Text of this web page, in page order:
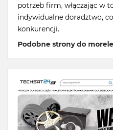
potrzeb firm, włączając w
indywidualne doradztwo,
konkurencji.
Podobne strony do